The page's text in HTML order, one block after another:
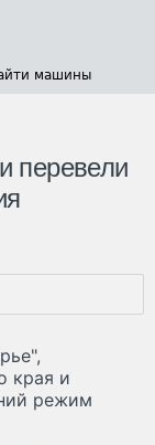
машины
перевели
края и
режим